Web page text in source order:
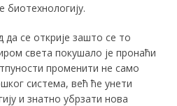
биотехнологију.
да се открије зашто се то
света покушало је пронаћи
променити не само
система, већ ће унети
и знатно убрзати нова